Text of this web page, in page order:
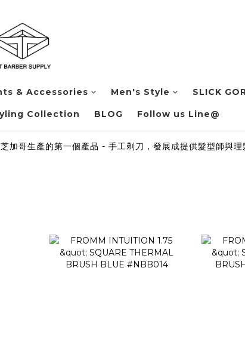
& Accessories Men's Style SLICK
Collection BLOG Follow us Line@
哥生產的第一個產品 - 手工剃刀，發展成提供髮型師與理